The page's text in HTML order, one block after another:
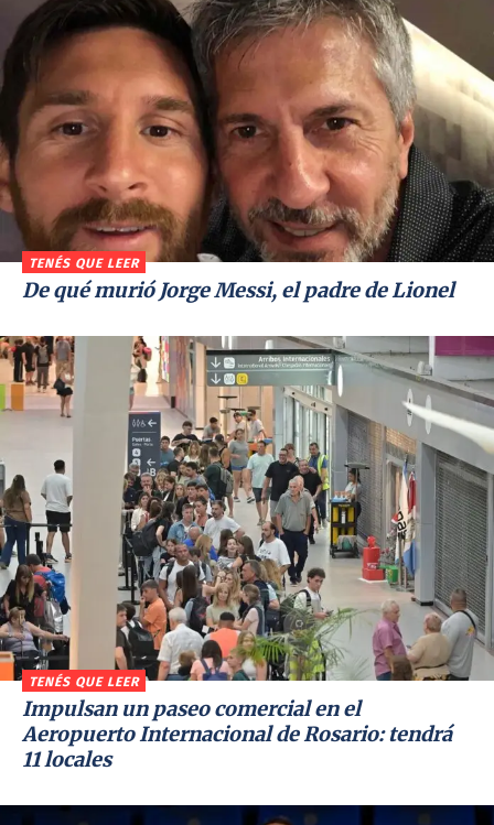
TENÉS QUE LEER
De qué murió Jorge Messi, el padre de Lionel
TENÉS QUE LEER
Impulsan un paseo comercial en el
Aeropuerto Internacional de Rosario: tendrá
11 locales